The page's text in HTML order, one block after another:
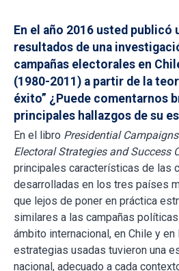
En el año 2016 usted publicó
resultados de una
campañas electorales en
(1980-2011) a partir de la
éxito” ¿Puede comentarnos
principales hallazgos de su
En el libro Presidential
Electoral Strategies and Success
principales características de las
desarrolladas en los tres países
que lejos de poner en práctica
similares a las campañas
ámbito internacional, en Chile y
estrategias usadas tuvieron una
nacional, adecuado a cada